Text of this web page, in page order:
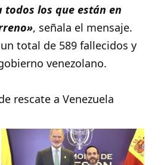
los que están en
, señala el mensaje.
total de 589 fallecidos y
venezolano.
rescate a Venezuela